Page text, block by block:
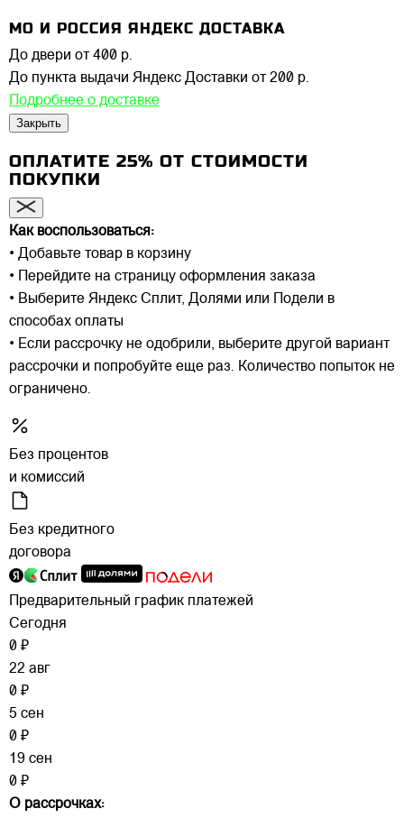
МО И РОССИЯ ЯНДЕКС ДОСТАВКА
До двери от 400 р.
До пункта выдачи Яндекс Доставки от 200 р.
Подробнее о доставке
Закрыть
ОПЛАТИТЕ 25% ОТ СТОИМОСТИ
ПОКУПКИ
Как воспользоваться:
• Добавьте товар в корзину
• Перейдите на страницу оформления заказа
• Выберите Яндекс Сплит, Долями или Подели в
способах оплаты
• Если рассрочку не одобрили, выберите другой вариант
рассрочки и попробуйте еще раз. Количество попыток не
ограничено.
Без процентов
и комиссий
Без кредитного
договора
Предварительный график платежей
Сегодня
0 ₽
22 авг
0 ₽
5 сен
0 ₽
19 сен
0 ₽
О рассрочках: